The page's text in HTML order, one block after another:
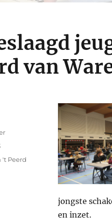
van
jongste
en inzet.
't Peerd